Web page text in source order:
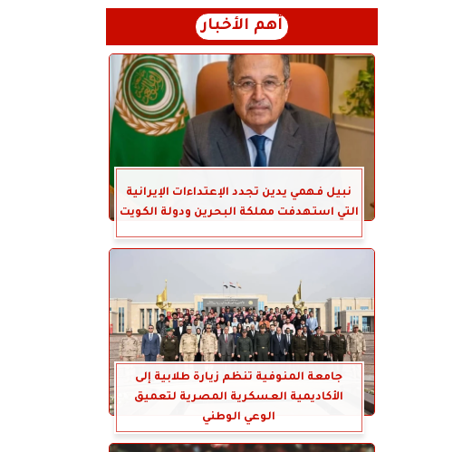
أهم الأخبار
نبيل فهمي يدين تجدد الإعتداءات الإيرانية
التي استهدفت مملكة البحرين ودولة الكويت
جامعة المنوفية تنظم زيارة طلابية إلى
الأكاديمية العسكرية المصرية لتعميق
الوعي الوطني